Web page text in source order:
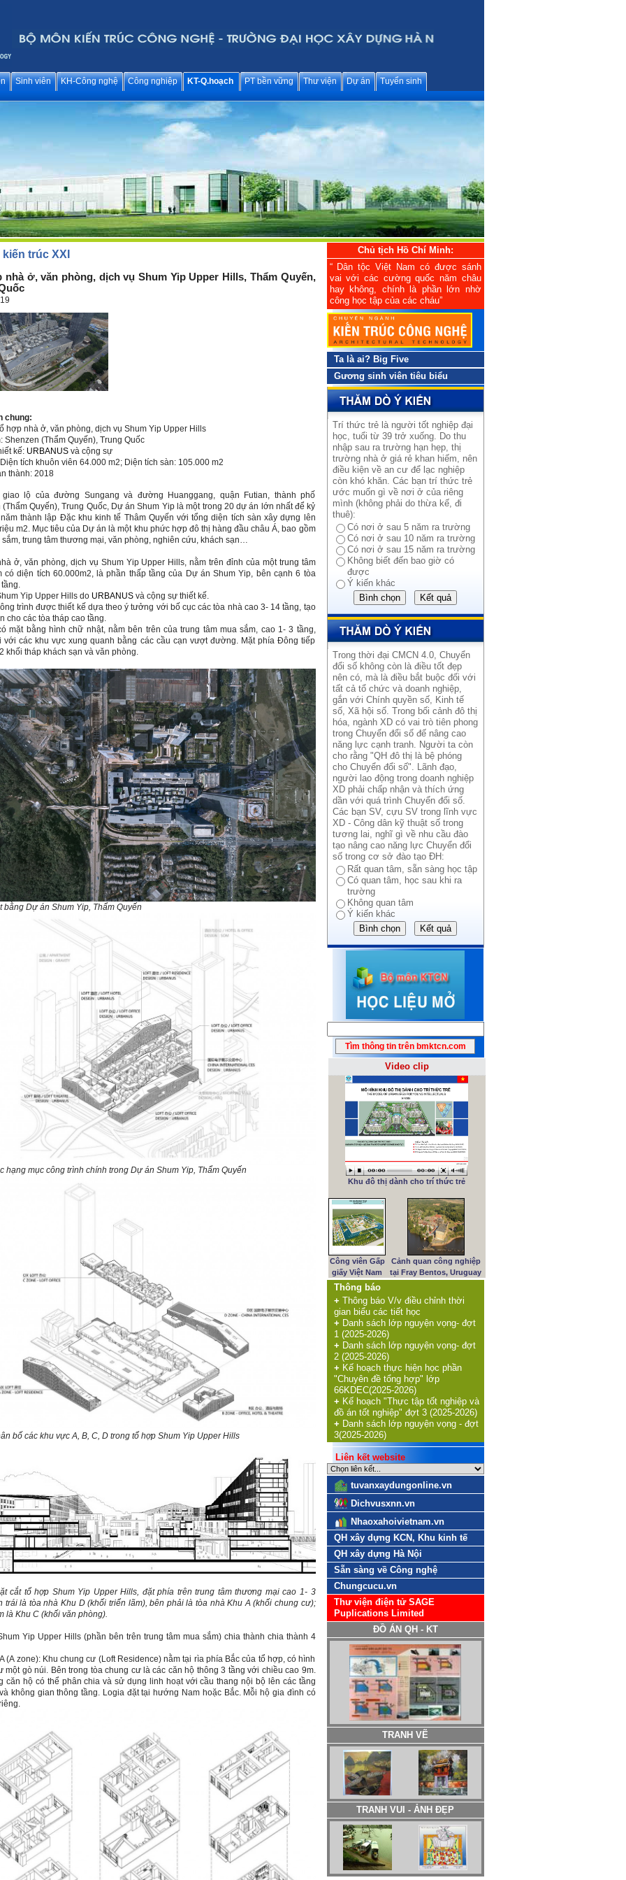
Sinh viên KH-Công nghệ Công nghiệp KT-Q.hoạch PT bền vững Thư viện Dự án Tuyển sinh
trúc XXI
nhà ở, văn phòng, dịch vụ Shum Yip Upper Hills, Thẩm Quyến,
chung:
hợp nhà ở, văn phòng, dịch vụ Shum Yip Upper Hills
Shenzen (Thẩm Quyến), Trung Quốc
kế: URBANUSvà cộng sự
tích khuôn viên 64.000 m2; Diện tích sàn: 105.000 m2
thành: 2018
giao lộ của đường Sungang và đường Huanggang, quận Futian, thành phố
(Thẩm Quyến), Trung Quốc, Dự án Shum Yip là một trong 20 dự án lớn nhất để kỷ
thành lập Đặc khu kinh tế Thâm Quyến với tổng diện tích sàn xây dựng lên
m2. Mục tiêu của Dự án là một khu phức hợp đô thị hàng đầu châu Á, bao gồm
sắm, trung tâm thương mại, văn phòng, nghiên cứu, khách sạn…
ở, văn phòng, dịch vụ Shum YipUpper Hills, nằm trên đỉnh của một trung tâm
có diện tích 60.000m2, là phần thấp tầng của Dự ánShum Yip, bên cạnh 6 tòa
YipUpper Hills do URBANUSvà cộng sự thiết kế.
trình được thiết kế dựa theo ý tưởng với bố cục các tòa nhà cao 3- 14 tầng, tạo
cho các tòa tháp cao tầng.
mặt bằng hình chữ nhật, nằm bên trên của trung tâm mua sắm, cao 1- 3 tầng,
với các khu vực xung quanh bằng các cầu cạn vượt đường. Mặt phía Đông tiếp
khối tháp khách sạn và văn phòng.
bằng Dự án Shum Yip, Thẩm Quyến
hạng mục công trình chính trong Dự án Shum Yip, Thẩm Quyến
bố các khu vực A, B, C, D trong tổ hợp Shum YipUpper Hills
cắt tổ hợp Shum Yip Upper Hills, đặt phía trên trung tâm thương mại cao 1- 3
trái là tòa nhà Khu D (khối triển lãm), bên phải là tòa nhà Khu A (khối chung cư);
là Khu C (khối văn phòng).
YipUpper Hills (phần bên trên trung tâm mua sắm) chia thành chia thành 4
(A zone): Khu chung cư (Loft Residence) nằm tại rìa phía Bắc của tổ hợp, có hình
một gò núi. Bên trong tòa chung cư là các căn hộ thông 3 tầng với chiều cao 9m.
căn hộ có thể phân chia và sử dụng linh hoạt với cầu thang nội bộ lên các tầng
không gian thông tầng. Logia đặt tại hướng Nam hoặc Bắc. Mỗi hộ gia đình có
Chủ tịch Hồ Chí Minh:
“ Dân tộc Việt Nam có được sánh
vai với các cường quốc năm châu
hay không, chính là phần lớn nhờ
công học tập của các cháu”
Ta là ai? Big Five
Gương sinh viên tiêu biểu
Trí thức trẻ là người tốt nghiệp đại
học, tuổi từ 39 trở xuống. Do thu
nhập sau ra trường hạn hẹp, thị
trường nhà ở giá rẻ khan hiếm, nên
điều kiện về an cư để lạc nghiệp
còn khó khăn. Các bạn trí thức trẻ
ước muốn gì về nơi ở của riêng
mình (không phải do thừa kế, đi
thuê):
Có nơi ở sau 5 năm ra trường
Có nơi ở sau 10 năm ra trường
Có nơi ở sau 15 năm ra trường
Không biết đến bao giờ có
được
Ý kiến khác
Trong thời đại CMCN 4.0, Chuyển
đổi số không còn là điều tốt đẹp
nên có, mà là điều bắt buộc đối với
tất cả tổ chức và doanh nghiệp,
gắn với Chính quyền số, Kinh tế
số, Xã hội số. Trong bối cảnh đô thị
hóa, ngành XD có vai trò tiên phong
trong Chuyển đổi số đế nâng cao
năng lực cạnh tranh. Người ta còn
cho rằng "QH đô thị là bệ phóng
cho Chuyển đổi số". Lãnh đạo,
người lao động trong doanh nghiệp
XD phải chấp nhận và thích ứng
dần với quá trình Chuyển đổi số.
Các bạn SV, cựu SV trong lĩnh vực
XD - Công dân kỹ thuật số trong
tương lai, nghĩ gì về nhu cầu đào
tạo nâng cao năng lực Chuyển đổi
số trong cơ sở đào tạo ĐH:
Rất quan tâm, sẵn sàng học tập
Có quan tâm, học sau khi ra
trường
Không quan tâm
Ý kiến khác
Video clip
Khu đô thị dành cho trí thức trẻ
Công viên Gấp
giấy Việt Nam
Cảnh quan công nghiệp
tại Fray Bentos, Uruguay
Thông báo
+ Thông báo V/v điều chỉnh thời
gian biểu các tiết học
+ Danh sách lớp nguyện vọng- đợt
1 (2025-2026)
+ Danh sách lớp nguyện vọng- đợt
2 (2025-2026)
+ Kế hoạch thực hiện học phần
"Chuyên đề tổng hợp" lớp
66KDEC(2025-2026)
+ Kế hoạch "Thực tập tốt nghiệp và
đồ án tốt nghiệp" đợt 3 (2025-2026)
+ Danh sách lớp nguyện vọng - đợt
3(2025-2026)
Liên kết website
tuvanxaydungonline.vn
Dichvusxnn.vn
Nhaoxahoivietnam.vn
QH xây dựng KCN, Khu kinh tế
QH xây dựng Hà Nội
Sẵn sàng về Công nghệ
Chungcucu.vn
Thư viện điện tử SAGE
Puplications Limited
ĐỒ ÁN QH - KT
TRANH VẼ
TRANH VUI - ẢNH ĐẸP